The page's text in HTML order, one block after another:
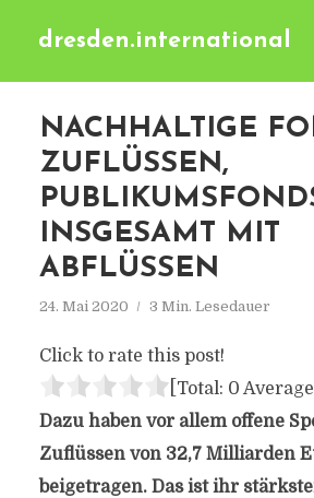
dresden.international
NACHHALTIGE
ZUFLÜSSEN,
INSGESAMT MIT
ABFLÜSSEN
24. Mai 2020 3 Min. Lesedauer
Click to rate this post!
[Total: 0
Dazu haben vor allem offene
Zuflüssen von 32,7 Milliarden
beigetragen. Das ist ihr